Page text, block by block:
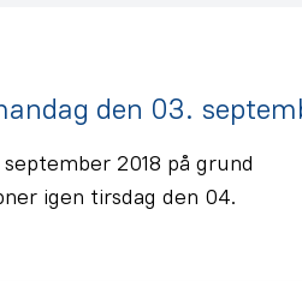
den 03.
2018 på grund
igen tirsdag den 04.